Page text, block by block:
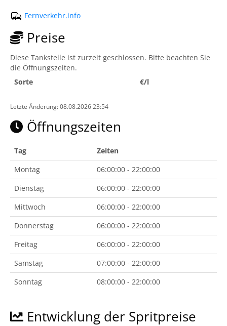
Fernverkehr.info
Preise
Diese Tankstelle ist zurzeit geschlossen. Bitte beachten Sie
die Öffnungszeiten.
Sorte
€/l
Letzte Änderung: 08.08.2026 23:54
Öffnungszeiten
Tag
Zeiten
Montag
06:00:00 - 22:00:00
Dienstag
06:00:00 - 22:00:00
Mittwoch
06:00:00 - 22:00:00
Donnerstag
06:00:00 - 22:00:00
Freitag
06:00:00 - 22:00:00
Samstag
07:00:00 - 22:00:00
Sonntag
08:00:00 - 22:00:00
Entwicklung der Spritpreise